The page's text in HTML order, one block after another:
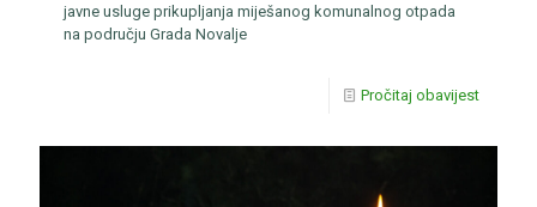
javne usluge prikupljanja miješanog komunalnog otpada
na području Grada Novalje
Pročitaj obavijest